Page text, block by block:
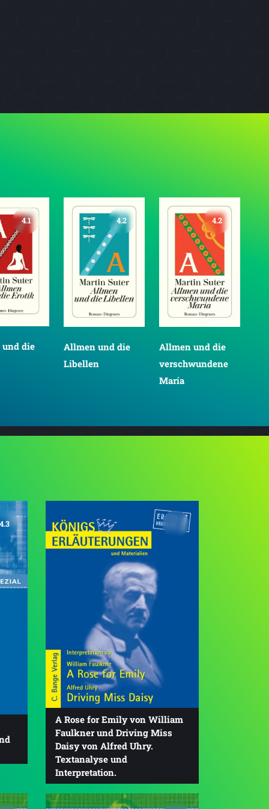
4.1
die
4.2
Allmen und die
Libellen
4.2
Allmen und die
verschwundene
María
4.3
A Rose for Emily von William
Faulkner und Driving Miss
Daisy von Alfred Uhry.
Textanalyse und
Interpretation.